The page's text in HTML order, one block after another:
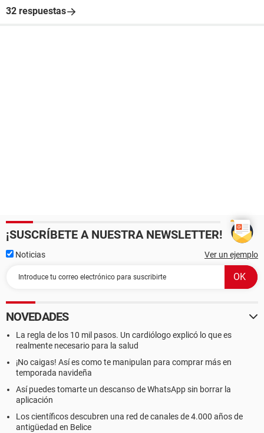
32 respuestas
¡SUSCRÍBETE A NUESTRA NEWSLETTER!
Noticias Ver un ejemplo
NOVEDADES
La regla de los 10 mil pasos. Un cardiólogo explicó lo que es
realmente necesario para la salud
¡No caigas! Así es como te manipulan para comprar más en
temporada navideña
Así puedes tomarte un descanso de WhatsApp sin borrar la
aplicación
Los científicos descubren una red de canales de 4.000 años de
antigüedad en Belice